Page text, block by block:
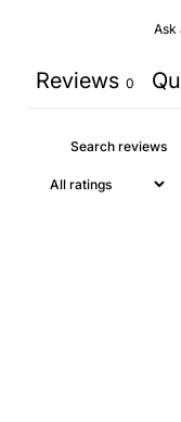
Ask
Reviews 0